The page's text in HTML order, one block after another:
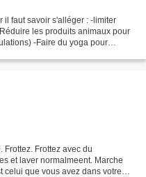
faut savoir s'alléger : -limiter
les produits animaux pour
-Faire du yoga pour
Frottez. Frottez avec du
et laver normalmeent. Marche
celui que vous avez dans votre